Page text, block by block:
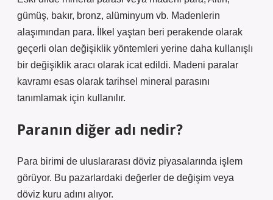
gümüş, bakır, bronz, alüminyum vb. Madenlerin
alaşımından para. İlkel yaştan beri perakende olarak
geçerli olan değişiklik yöntemleri yerine daha kullanışlı
bir değişiklik aracı olarak icat edildi. Madeni paralar
kavramı esas olarak tarihsel mineral parasını
tanımlamak için kullanılır.
Paranın diğer adı nedir?
Para birimi de uluslararası döviz piyasalarında işlem
görüyor. Bu pazarlardaki değerler de değişim veya
döviz kuru adını alıyor.